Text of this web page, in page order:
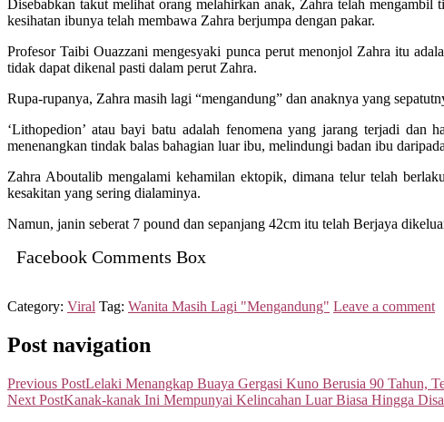
Disebabkan takut melihat orang melahirkan anak, Zahra telah
kesihatan ibunya telah membawa Zahra berjumpa dengan pakar.
Profesor Taibi Ouazzani mengesyaki punca perut menonjol Zahra itu
tidak dapat dikenal pasti dalam perut Zahra.
Rupa-rupanya, Zahra masih lagi “mengandung” dan anaknya yang
‘Lithopedion’ atau bayi batu adalah fenomena yang jarang terjadi
menenangkan tindak balas bahagian luar ibu, melindungi badan ibu
Zahra Aboutalib mengalami kehamilan ektopik, dimana telur telah
kesakitan yang sering dialaminya.
Namun, janin seberat 7 pound dan sepanjang 42cm itu telah Berjaya
Facebook Comments Box
Category: Viral Tag: Wanita Masih Lagi "Mengandung" Leave a comment
Post navigation
Previous PostLelaki Menangkap Buaya Gergasi Kuno Berusia 90 Tahun,
Next PostKanak-kanak Ini Mempunyai Kelincahan Luar Biasa Hingga